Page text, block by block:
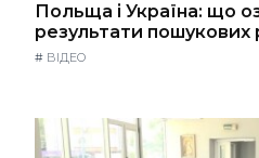
Польща і Україна: що
результати пошукових
# ВІДЕО